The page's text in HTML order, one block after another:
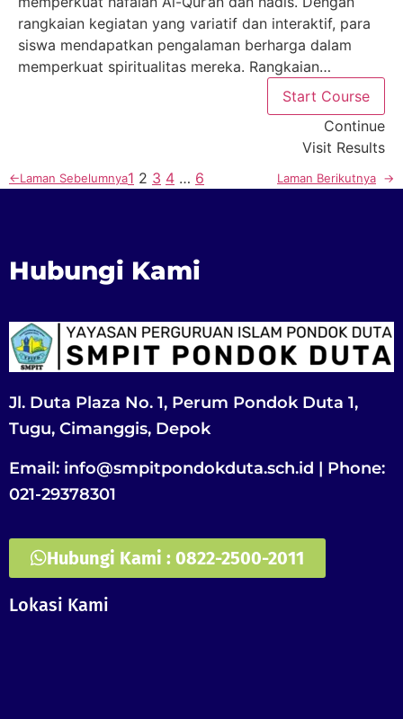
rangkaian kegiatan yang variatif dan interaktif, para
siswa mendapatkan pengalaman berharga dalam
memperkuat spiritualitas mereka. Rangkaian…
Start Course
Continue
Visit Results
←Laman Sebelumnya1 2 3 4 … 6 Laman Berikutnya →
Hubungi Kami
Jl. Duta Plaza No. 1, Perum Pondok Duta 1,
Tugu, Cimanggis, Depok
Email: info@smpitpondokduta.sch.id | Phone:
021-29378301
Hubungi Kami : 0822-2500-2011
Lokasi Kami